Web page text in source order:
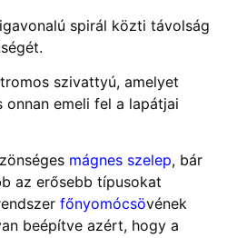
spirál közti távolság
szivattyú, amelyet
onnan emeli fel a lapátjai
mágnes szelep, bár
az erősebb típusokat
főnyomócsövének
beépítve azért, hogy a